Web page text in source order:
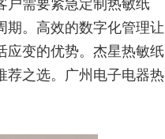
户需要紧急定制热敏纸
期。高效的数字化管理让
应变的优势。杰星热敏纸
荐之选。广州电子电器热